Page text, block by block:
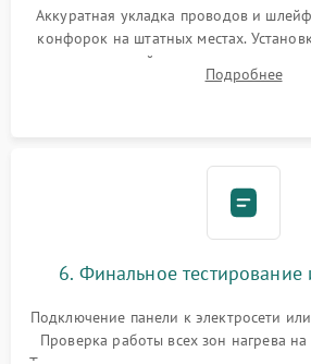
Аккуратная укладка проводов и
конфорок на штатных местах.
проверкой равномерности
термостойкого герметика или
Подробнее
6. Финальное тестирование
Подключение панели к электросети
Проверка работы всех зон нагрева